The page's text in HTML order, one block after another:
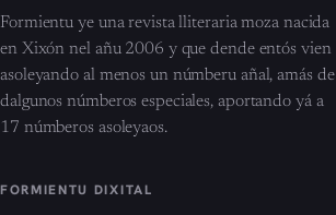
Formientu ye una revista lliteraria moza nacida
en Xixón nel añu 2006 y que dende entós vien
asoleyando al menos un númberu añal, amás de
dalgunos númberos especiales, aportando yá a
17 númberos asoleyaos.
FORMIENTU DIXITAL